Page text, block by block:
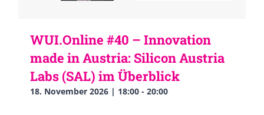
WUI.Online #40 – Innovation
made in Austria: Silicon Austria
Labs (SAL) im Überblick
18. November 2026 | 18:00 - 20:00